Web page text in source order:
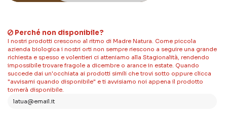
Perché non disponibile?
I nostri prodotti crescono al ritmo di Madre Natura. Come piccola
azienda biologica i nostri orti non sempre riescono a seguire una grande
richiesta e spesso e volentieri ci atteniamo alla Stagionalità, rendendo
impossibile trovare fragole a dicembre o arance in estate. Quando
succede dai un'occhiata ai prodotti simili che trovi sotto oppure clicca
"avvisami quando disponibile" e ti avvisiamo noi appena il prodotto
tornerà disponibile.